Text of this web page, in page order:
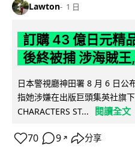
Lawton 1 日
訂購 43 億日元精
後終被捕 涉海賊
日本警視廳神田署 8 月 6 日公
指她涉嫌在出版巨頭集英社旗
CHARACTERS ST...
閱讀全文
70 9 ↗ 分享